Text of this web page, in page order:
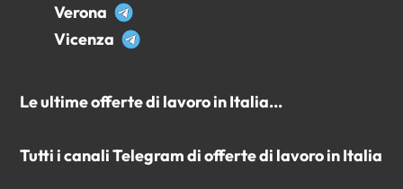
Verona
Vicenza
Le ultime offerte di lavoro in Italia...
Tutti i canali Telegram di offerte di lavoro in Italia